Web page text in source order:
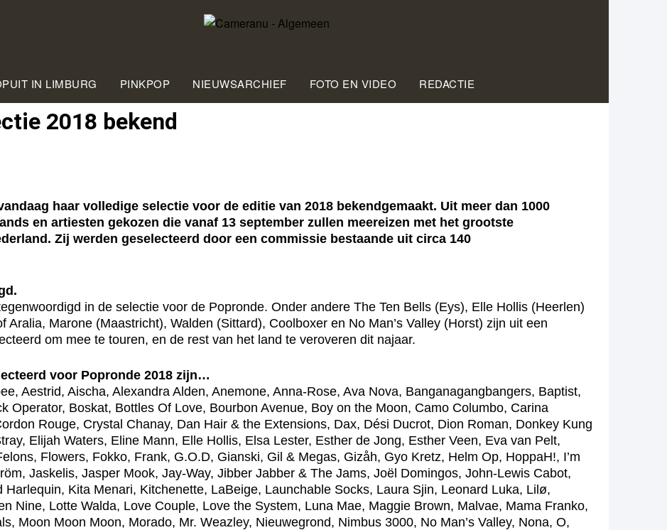
IN LIMBURG PINKPOP NIEUWSARCHIEF FOTO EN VIDEO REDACTIE
2018 bekend
haar volledige selectie voor de editie van 2018 bekendgemaakt. Uit meer dan 1000
en artiesten gekozen die vanaf 13 september zullen meereizen met het grootste
Zij werden geselecteerd door een commissie bestaande uit circa 140
in de selectie voor de Popronde. Onder andere The Ten Bells (Eys), Elle Hollis (Heerlen)
Aralia, Marone (Maastricht), Walden (Sittard), Coolboxer en No Man’s Valley (Horst) zijn uit een
om mee te touren, en de rest van het land te veroveren dit najaar.
voor Popronde 2018 zijn…
Aestrid, Aischa, Alexandra Alden, Anemone, Anna-Rose, Ava Nova, Banganagangbangers, Baptist,
Operator, Boskat, Bottles Of Love, Bourbon Avenue, Boy on the Moon, Camo Columbo, Carina
Rouge, Crystal Chanay, Dan Hair & the Extensions, Dax, Dési Ducrot, Dion Roman, Donkey Kung
Elijah Waters, Eline Mann, Elle Hollis, Elsa Lester, Esther de Jong, Esther Veen, Eva van Pelt,
Flowers, Fokko, Frank, G.O.D, Gianski, Gil & Megas, Gizåh, Gyo Kretz, Helm Op, HoppaH!, I’m
Jaskelis, Jasper Mook, Jay-Way, Jibber Jabber & The Jams, Joël Domingos, John-Lewis Cabot,
Kita Menari, Kitchenette, LaBeige, Launchable Socks, Laura Sjin, Leonard Luka, Lilø,
Nine, Lotte Walda, Love Couple, Love the System, Luna Mae, Maggie Brown, Malvae, Mama Franko,
Moon Moon Moon, Morado, Mr. Weazley, Nieuwegrond, Nimbus 3000, No Man’s Valley, Nona, O,